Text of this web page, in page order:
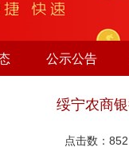
公示公告
绥宁农商
点击数： 852